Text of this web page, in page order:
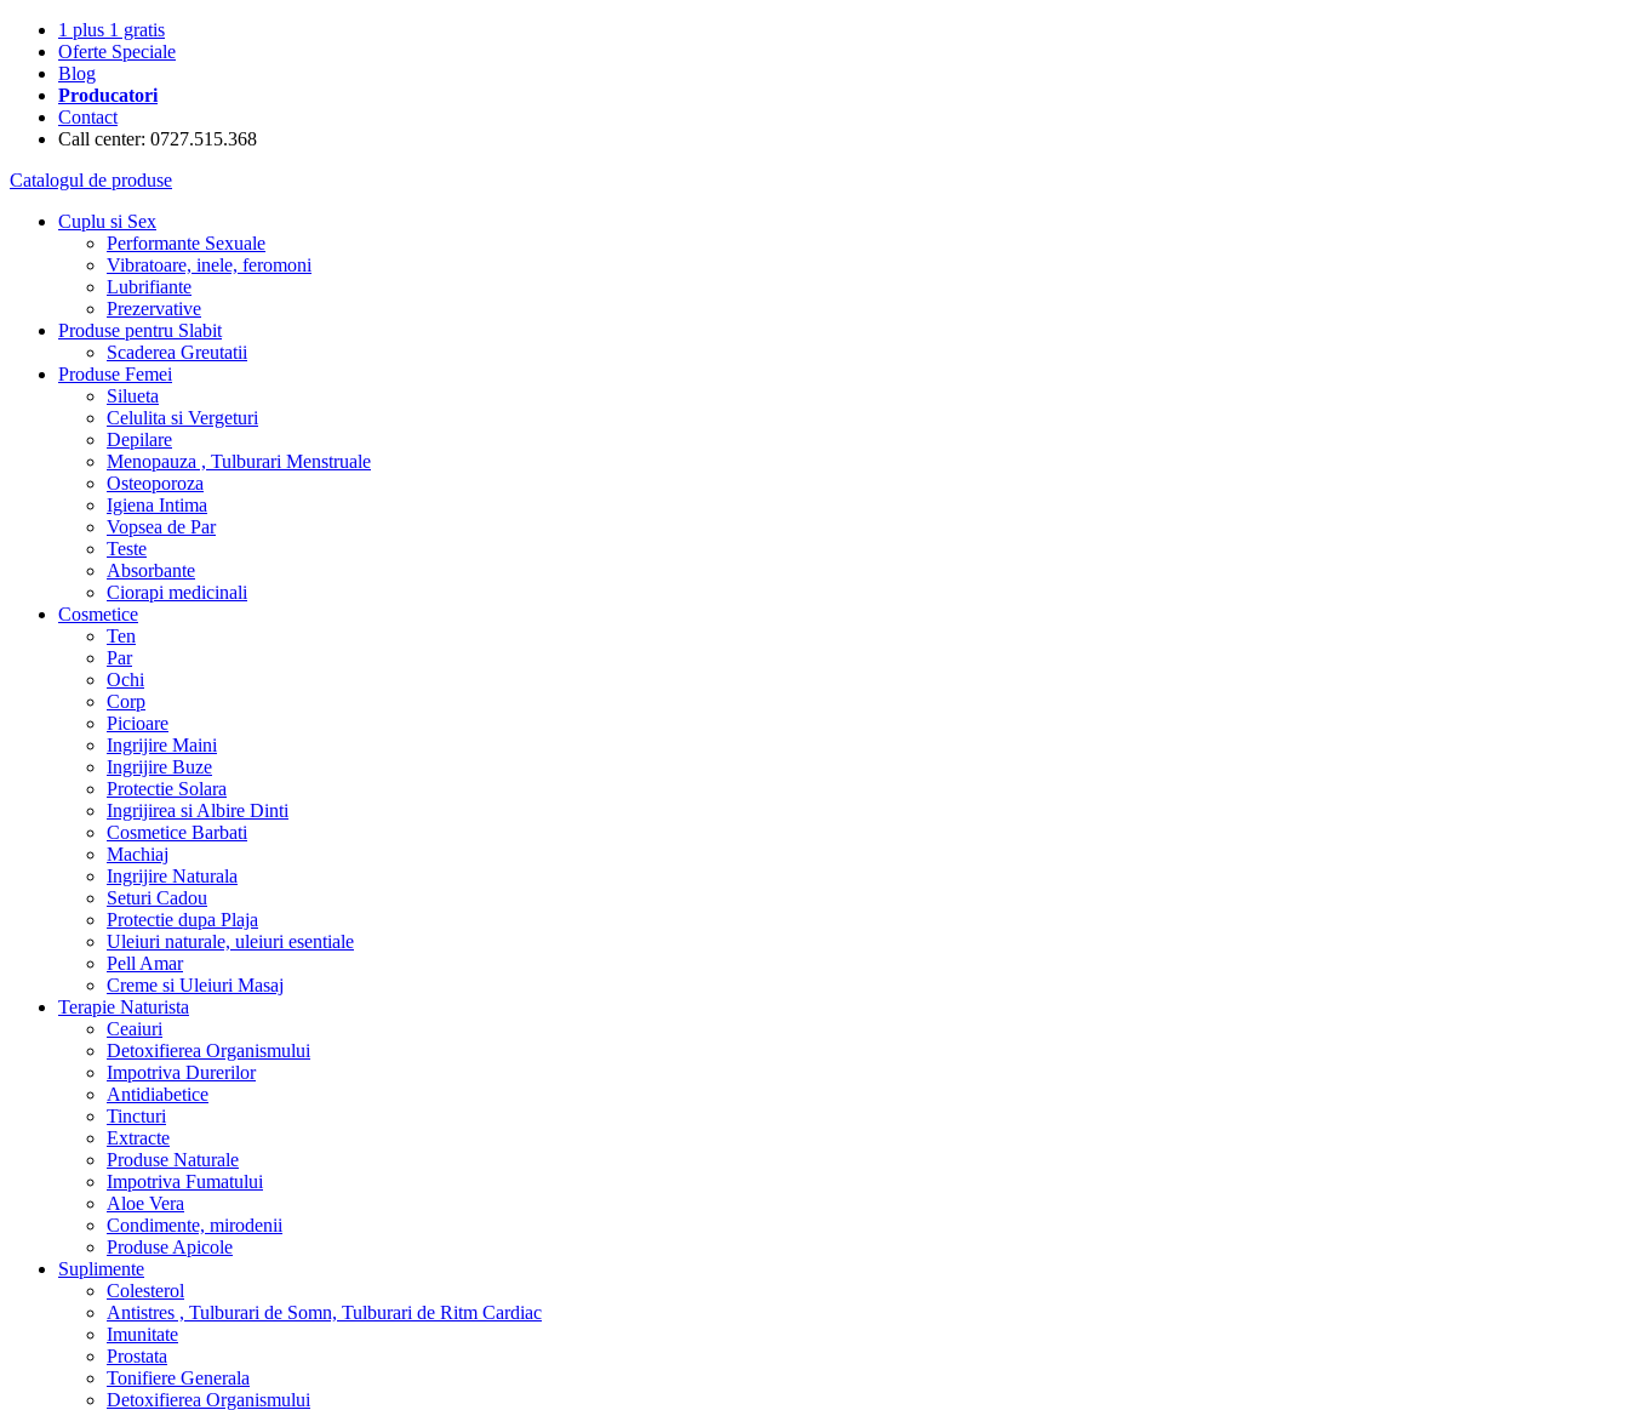
1 plus 1 gratis
Oferte Speciale
Blog
Producatori
Contact
Call center: 0727.515.368
Catalogul de produse
Cuplu si Sex
Performante Sexuale
Vibratoare, inele, feromoni
Lubrifiante
Prezervative
Produse pentru Slabit
Scaderea Greutatii
Produse Femei
Silueta
Celulita si Vergeturi
Depilare
Menopauza , Tulburari Menstruale
Osteoporoza
Igiena Intima
Vopsea de Par
Teste
Absorbante
Ciorapi medicinali
Cosmetice
Ten
Par
Ochi
Corp
Picioare
Ingrijire Maini
Ingrijire Buze
Protectie Solara
Ingrijirea si Albire Dinti
Cosmetice Barbati
Machiaj
Ingrijire Naturala
Seturi Cadou
Protectie dupa Plaja
Uleiuri naturale, uleiuri esentiale
Pell Amar
Creme si Uleiuri Masaj
Terapie Naturista
Ceaiuri
Detoxifierea Organismului
Impotriva Durerilor
Antidiabetice
Tincturi
Extracte
Produse Naturale
Impotriva Fumatului
Aloe Vera
Condimente, mirodenii
Produse Apicole
Suplimente
Colesterol
Antistres , Tulburari de Somn, Tulburari de Ritm Cardiac
Imunitate
Prostata
Tonifiere Generala
Detoxifierea Organismului